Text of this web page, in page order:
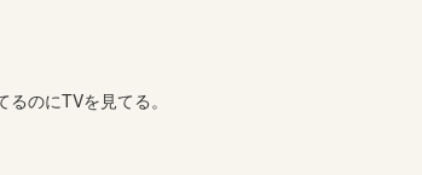
のにTVを見てる。